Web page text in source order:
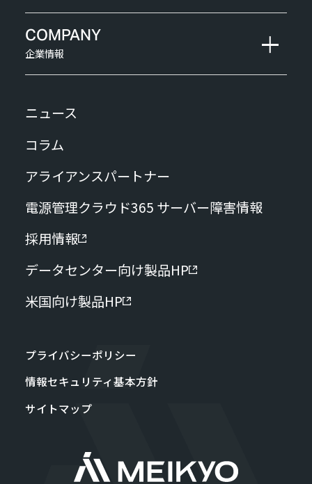
COMPANY
企業情報
ニュース
コラム
アライアンスパートナー
電源管理クラウド365 サーバー障害情報
採用情報
データセンター向け製品HP
米国向け製品HP
プライバシーポリシー
情報セキュリティ基本方針
サイトマップ